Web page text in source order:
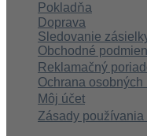
Pokladňa
Doprava
Sledovanie
Obchodné
Reklamačný
Ochrana osobných
Môj účet
Zásady